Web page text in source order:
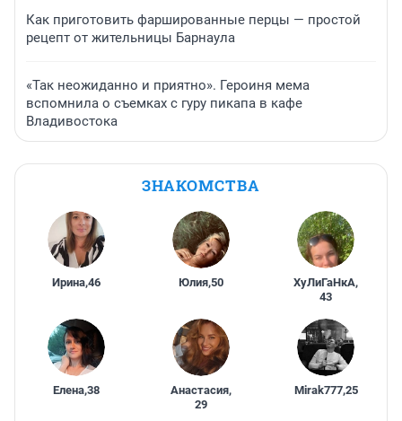
Как приготовить фаршированные перцы — простой
рецепт от жительницы Барнаула
«Так неожиданно и приятно». Героиня мема
вспомнила о съемках с гуру пикапа в кафе
Владивостока
ЗНАКОМСТВА
Ирина,46 Юлия,50 ХуЛиГаНкА,
43
Елена,38 Анастасия,
29
Mirak777,25